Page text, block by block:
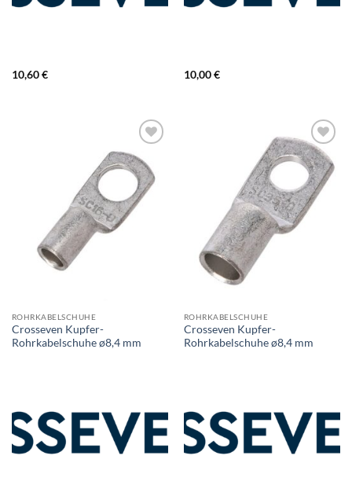
10,60€ 10,00€
ROHRKABELSCHUHE
Crosseven Kupfer-
Rohrkabelschuhe ø8,4 mm
ROHRKABELSCHUHE
Crosseven Kupfer-
Rohrkabelschuhe ø8,4 mm